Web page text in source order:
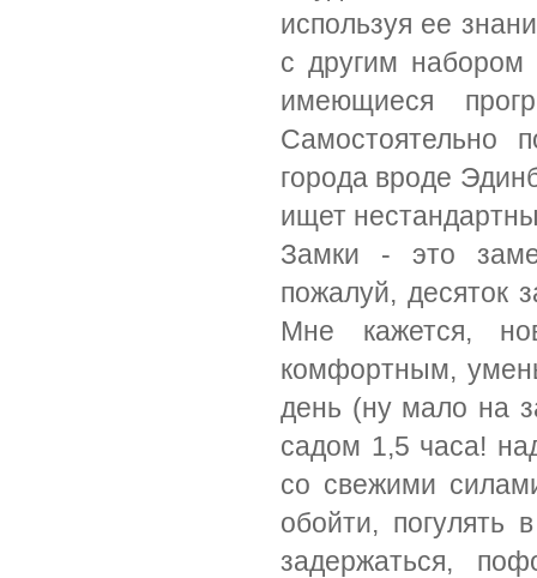
используя ее
с другим набором
имеющиеся
Самостоятельно
города вроде
ищет
Замки - это
пожалуй, десяток
Мне кажется,
комфортным,
день (ну мало на
садом 1,5 часа!
со свежими
обойти, погулять
задержаться,